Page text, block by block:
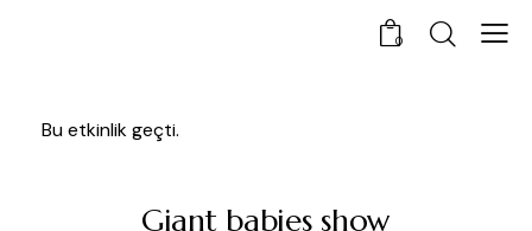
0
Bu etkinlik geçti.
Giant babies show